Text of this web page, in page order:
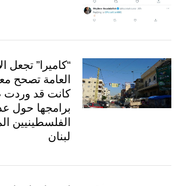
“كاميرا” تجعل
العامة تصحح
كانت قد
برامجها حول
الفلسطينيين
لبنان